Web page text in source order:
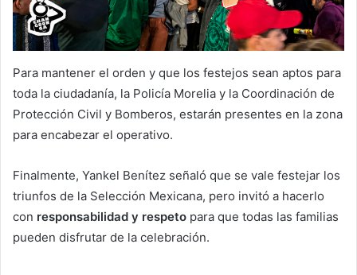
Para mantener el orden y que los festejos sean aptos para
toda la ciudadanía, la Policía Morelia y la Coordinación de
Protección Civil y Bomberos, estarán presentes en la zona
para encabezar el operativo.
Finalmente, Yankel Benítez señaló que se vale festejar los
triunfos de la Selección Mexicana, pero invitó a hacerlo
con responsabilidad y respeto para que todas las familias
pueden disfrutar de la celebración.